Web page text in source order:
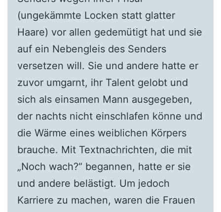
(ungekämmte Locken statt glatter
Haare) vor allen gedemütigt hat und sie
auf ein Nebengleis des Senders
versetzen will. Sie und andere hatte er
zuvor umgarnt, ihr Talent gelobt und
sich als einsamen Mann ausgegeben,
der nachts nicht einschlafen könne und
die Wärme eines weiblichen Körpers
brauche. Mit Textnachrichten, die mit
„Noch wach?“ begannen, hatte er sie
und andere belästigt. Um jedoch
Karriere zu machen, waren die Frauen